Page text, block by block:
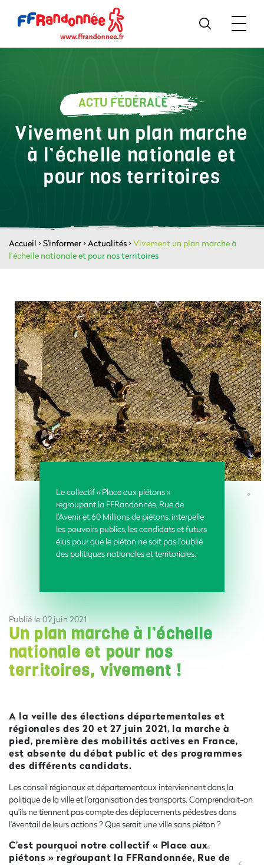
ACTU FÉDÉRALE
Vivement un plan marche
à l’échelle nationale et
pour nos territoires
Accueil >S'informer>Actualités>Vivement un plan marche à
l’échelle nationale et pour nos territoires
Le collectif « Place aux piétons »
regroupant la FFRandonnée, Rue de
l’Avenir et 60 Millions de piétons, interpelle
les pouvoirs publics, les candidats et futurs
élus pour que le piéton ne soit pas l’oublié
des politiques nationales et territoriales.
Publié le 02 juin 2021
Un plan marche à l’échelle
nationale et pour nos
territoires, vivement !
A la veille des élections départementales et
régionales des 20 et 27 juin 2021, la marche à
pied, première des mobilités actives en France,
est absente du débat public et des programmes
des différents candidats.
Les conseil régionaux et départementaux interviennent dans la
politique de la ville et l’organisation des transports. Comprendrait-on
qu'ils ne tiennent pas compte des déplacements pédestres dans
l'éventail de leurs actions ? Que serait une ville sans piéton ?
C’est pourquoi notre collectif « Place aux
piétons » regroupant la FFRandonnée, Rue de